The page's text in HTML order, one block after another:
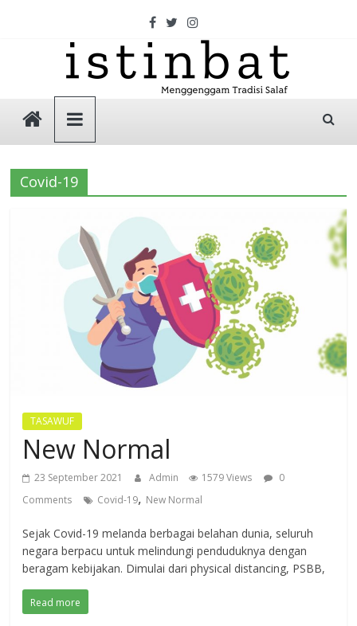
Istinbat
Menggenggam
Tradisi
Salaf
Covid-19
TASAWUF
New Normal
23 September 2021 Admin 1579 Views
0
Comments
Covid-19, New Normal
Sejak Covid-19 melanda berbagai belahan dunia, seluruh
negara berpacu untuk melindungi penduduknya dengan
beragam kebijakan. Dimulai dari physical distancing, PSBB,
Read more